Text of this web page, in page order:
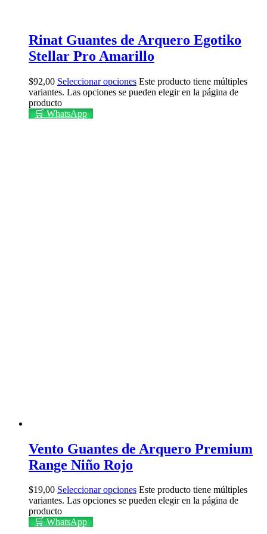
Rinat Guantes de Arquero Egotiko
Stellar Pro Amarillo
$92,00 Seleccionar opciones Este producto tiene múltiples
variantes. Las opciones se pueden elegir en la página de
producto
🛒 WhatsApp
Vento Guantes de Arquero Premium
Range Niño Rojo
$19,00 Seleccionar opciones Este producto tiene múltiples
variantes. Las opciones se pueden elegir en la página de
producto
🛒 WhatsApp